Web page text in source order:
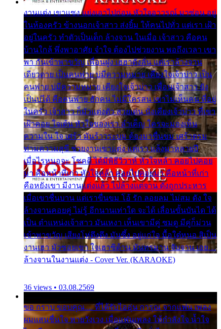
งานแต่ง เขาแซง แย่งเอาไปก่อน หัวใจอาวรณ์ มาซ่อน อยู่
ในห้องครัว ข้างนอกเจ้าสาว ส่งยิ้ม ให้คนไปทั่ว แต่เรา เฝ้า
อยู่ในครัว ทำตัวเป็นเด็ก ล้างจาน ในเมื่อ เจ้าสาว คือคน
บ้านใกล้ พึ่งพาอาศัย จำใจ ต้องไปช่วยงาน พอถึงเวลา เขา
พา กันเข้าพาขวัญ เพื่อนฝูง เฮฮาดังลั่น แต่เราล้างจาน
เดียวดาย เป็นคนพ่าย บ่มีความหมาย เคียงใจเจ้าบ่าว เป็น
คนพ่าย บ่มีความหมาย เคียงใจเจ้าบ่าว เพื่อนเจ้าสาว ยัง
เป็นบ่ได้ คือคนพ่าย ฮักคน ไม่มีใครสน เขาไม่เห็นคน ที่อยู่
ในครัว เจ้าสาว ก็มัวแต่งตัว สวยเด่น นั่งเคียงเจ้าบ่าว ที่เขา
เฝ้าคอย ใจเต้น หัวใจของเรา ลำเค็ญ ใครจะมองเห็น
ความใน ใจ เศร้า มันร้าวระบม ต้องมาขื่นขม เศร้าตรม
ท่ามความสุขี ช่วยงานเขาแต่ง แต่เรา แล้งมาหลายปี
เมื่อไรหนอจะ โชคดี ได้มีพิธีวิวาห์ หัวใจหล้า คอยไปคอย
มา คือหน้าที่เก่า หัวใจหล้า คอยไปคอยมา คือหน้าที่เก่า
คือหยังเขา มีงานแต่งแล้ว ไปล้างแต่จาน ดั่งถูกประหาร
เมื่อเขาชื่นบาน แต่เราขื่นขม โอ้ รัก ลอยลม ไม่สม ดัง ใจ
ล้างจานคอยคู่ ไม่รู้ อีกนานเท่าใด จะได้ เลื่อนขั้นบันได ได้
เป็น ตำแหน่งเจ้าสาว มันเหงา เห็นเขามีคู่ ซมดู มีคู่ก็ม่วน
เข้าพาขวัญ เสียงโห่ตึงตึง มันซึ้ง อยู่แก่ใจ มื้อใด๋หนอ สิเป็น
งานเฮา มัวซอยเขา ใจเฮาซิด้าน มันทรมาน จับจาน เอย…
ล้างจานในงานแต่ง - Cover Ver. (KARAOKE)
36 views • 03.08.2569
ขอ กราบ ขอบคุณ.... ที่ได้รับไออุ่น การุณ จากแฟน เพลง
ผมแสนชื่นใจ หายวังเวง เมื่อแฟนเพลง ให้กำลังใจ น้ำใจ